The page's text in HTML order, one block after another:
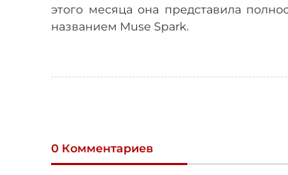
этого месяца она представила
названием Muse Spark.
0 Комментариев